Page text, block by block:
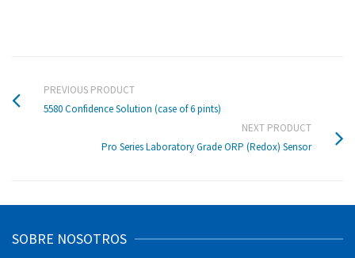
PREVIOUS PRODUCT
5580 Confidence Solution (case of 6 pints)
NEXT PRODUCT
Pro Series Laboratory Grade ORP (Redox) Sensor
SOBRE NOSOTROS